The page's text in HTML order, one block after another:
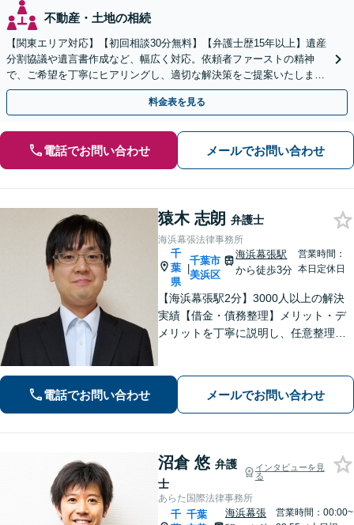
不動産・土地の相続
【関東エリア対応】【初回相談30分無料】【弁護士歴15年以上】遺産
分割協議や遺言書作成など、幅広く対応。依頼者ファーストの精神
で、ご希望を丁寧にヒアリングし、適切な解決策をご提案いたしま
す。まずは無料相談でお悩みをお聞かせください。
料金表を見る
電話でお問い合わせ メールでお問い合わせ
猿木 志朗 弁護士
海浜幕張法律事務所
千
葉
県
|
千葉市
美浜区
海浜幕張駅
から徒歩3分
営業時間：
本日定休日
【海浜幕張駅2分】3000人以上の解決
実績【借金・債務整理】メリット・デ
メリットを丁寧に説明し、任意整理・
以内に回答、電話は弁護士直通です
【休日・夜間面談は事前予約】
電話でお問い合わせ メールでお問い合わせ
沼倉 悠 弁護
士
インタビューを見
る
あらた国際法律事務所
千 千葉
海浜幕張
営業時間：00:00~